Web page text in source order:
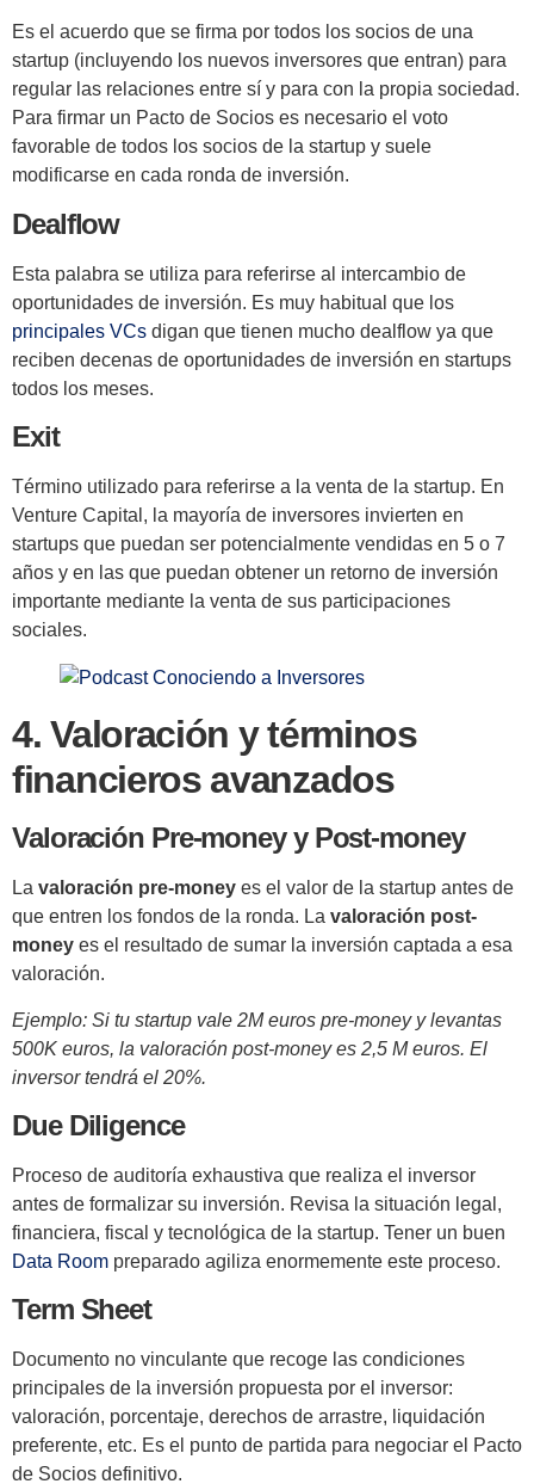
Es el acuerdo que se firma por todos los socios de una
startup (incluyendo los nuevos inversores que entran) para
regular las relaciones entre sí y para con la propia sociedad.
Para firmar un Pacto de Socios es necesario el voto
favorable de todos los socios de la startup y suele
modificarse en cada ronda de inversión.
Dealflow
Esta palabra se utiliza para referirse al intercambio de
oportunidades de inversión. Es muy habitual que los
principales VCs digan que tienen mucho dealflow ya que
reciben decenas de oportunidades de inversión en startups
todos los meses.
Exit
Término utilizado para referirse a la venta de la startup. En
Venture Capital, la mayoría de inversores invierten en
startups que puedan ser potencialmente vendidas en 5 o 7
años y en las que puedan obtener un retorno de inversión
importante mediante la venta de sus participaciones
sociales.
4. Valoración y términos
financieros avanzados
Valoración Pre-money y Post-money
La valoración pre-money es el valor de la startup antes de
que entren los fondos de la ronda. La valoración post-
money es el resultado de sumar la inversión captada a esa
valoración.
Ejemplo: Si tu startup vale 2M euros pre-money y levantas
500K euros, la valoración post-money es 2,5 M euros. El
inversor tendrá el 20%.
Due Diligence
Proceso de auditoría exhaustiva que realiza el inversor
antes de formalizar su inversión. Revisa la situación legal,
financiera, fiscal y tecnológica de la startup. Tener un buen
Data Room preparado agiliza enormemente este proceso.
Term Sheet
Documento no vinculante que recoge las condiciones
principales de la inversión propuesta por el inversor:
valoración, porcentaje, derechos de arrastre, liquidación
preferente, etc. Es el punto de partida para negociar el Pacto
de Socios definitivo.